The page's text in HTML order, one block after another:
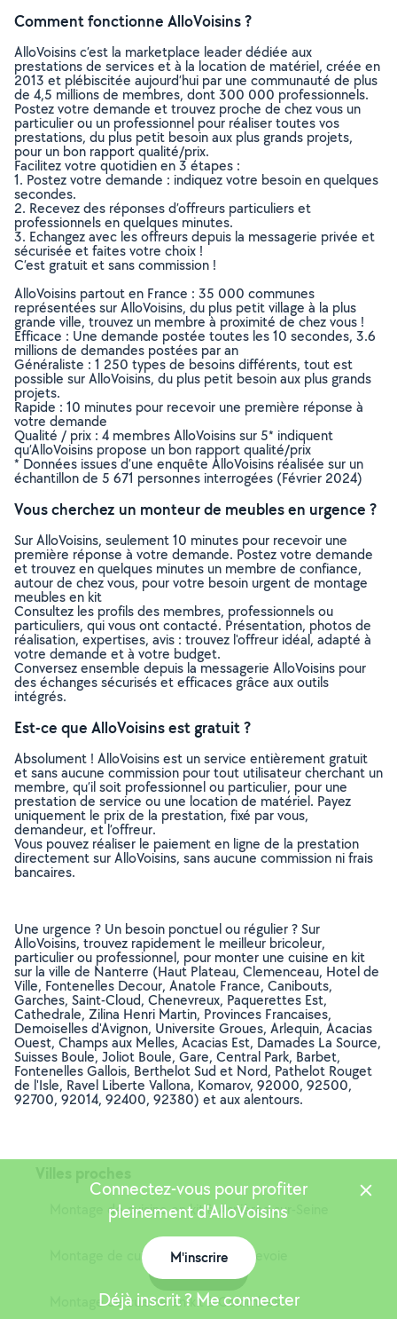
Comment fonctionne AlloVoisins ?
AlloVoisins c’est la marketplace leader dédiée aux
prestations de services et à la location de matériel, créée en
2013 et plébiscitée aujourd’hui par une communauté de plus
de 4,5 millions de membres, dont 300 000 professionnels.
Postez votre demande et trouvez proche de chez vous un
particulier ou un professionnel pour réaliser toutes vos
prestations, du plus petit besoin aux plus grands projets,
pour un bon rapport qualité/prix.
Facilitez votre quotidien en 3 étapes :
1. Postez votre demande : indiquez votre besoin en quelques
secondes.
2. Recevez des réponses d’offreurs particuliers et
professionnels en quelques minutes.
3. Echangez avec les offreurs depuis la messagerie privée et
sécurisée et faites votre choix !
C’est gratuit et sans commission !
AlloVoisins partout en France : 35 000 communes
représentées sur AlloVoisins, du plus petit village à la plus
grande ville, trouvez un membre à proximité de chez vous !
Efficace : Une demande postée toutes les 10 secondes, 3.6
millions de demandes postées par an
Généraliste : 1 250 types de besoins différents, tout est
possible sur AlloVoisins, du plus petit besoin aux plus grands
projets.
Rapide : 10 minutes pour recevoir une première réponse à
votre demande
Qualité / prix : 4 membres AlloVoisins sur 5* indiquent
qu’AlloVoisins propose un bon rapport qualité/prix
* Données issues d’une enquête AlloVoisins réalisée sur un
échantillon de 5 671 personnes interrogées (Février 2024)
Vous cherchez un monteur de meubles en urgence ?
Sur AlloVoisins, seulement 10 minutes pour recevoir une
première réponse à votre demande. Postez votre demande
et trouvez en quelques minutes un membre de confiance,
autour de chez vous, pour votre besoin urgent de montage
meubles en kit
Consultez les profils des membres, professionnels ou
particuliers, qui vous ont contacté. Présentation, photos de
réalisation, expertises, avis : trouvez l'offreur idéal, adapté à
votre demande et à votre budget.
Conversez ensemble depuis la messagerie AlloVoisins pour
des échanges sécurisés et efficaces grâce aux outils
intégrés.
Est-ce que AlloVoisins est gratuit ?
Absolument ! AlloVoisins est un service entièrement gratuit
et sans aucune commission pour tout utilisateur cherchant un
membre, qu’il soit professionnel ou particulier, pour une
prestation de service ou une location de matériel. Payez
uniquement le prix de la prestation, fixé par vous,
demandeur, et l’offreur.
Vous pouvez réaliser le paiement en ligne de la prestation
directement sur AlloVoisins, sans aucune commission ni frais
bancaires.
Une urgence ? Un besoin ponctuel ou régulier ? Sur
AlloVoisins, trouvez rapidement le meilleur bricoleur,
particulier ou professionnel, pour monter une cuisine en kit
sur la ville de Nanterre (Haut Plateau, Clemenceau, Hotel de
Ville, Fontenelles Decour, Anatole France, Canibouts,
Garches, Saint-Cloud, Chenevreux, Paquerettes Est,
Cathedrale, Zilina Henri Martin, Provinces Francaises,
Demoiselles d'Avignon, Universite Groues, Arlequin, Acacias
Ouest, Champs aux Melles, Acacias Est, Damades La Source,
Suisses Boule, Joliot Boule, Gare, Central Park, Barbet,
Fontenelles Gallois, Berthelot Sud et Nord, Pathelot Rouget
de l'Isle, Ravel Liberte Vallona, Komarov, 92000, 92500,
92700, 92014, 92400, 92380) et aux alentours.
Montage de cuisine en kit à Asnières-sur-Seine
Montage de cuisine en kit à Courbevoie
Montage de cuisine en kit à Colombes
Connectez-vous pour profiter
pleinement d'AlloVoisins
M'inscrire
Déjà inscrit ? Me connecter